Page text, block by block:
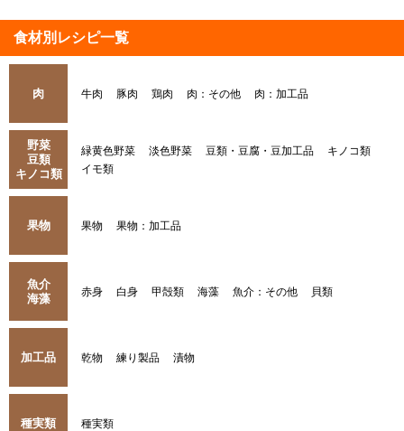
食材別レシピ一覧
肉 牛肉 豚肉 鶏肉 肉：その他 肉：加工品
野菜
豆類
キノコ類
緑黄色野菜 淡色野菜 豆類・豆腐・豆加工品
キノコ類
イモ類
果物 果物 果物：加工品
魚介
海藻
赤身 白身 甲殻類 海藻 魚介：その他 貝類
加工品 乾物 練り製品 漬物
種実類 種実類